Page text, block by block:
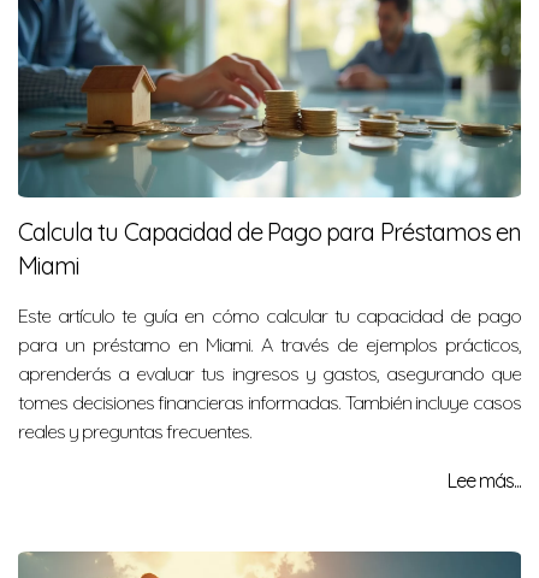
Calcula tu Capacidad de Pago para Préstamos en
Miami
Este artículo te guía en cómo calcular tu capacidad de pago
para un préstamo en Miami. A través de ejemplos prácticos,
aprenderás a evaluar tus ingresos y gastos, asegurando que
tomes decisiones financieras informadas. También incluye casos
reales y preguntas frecuentes.
Lee más...